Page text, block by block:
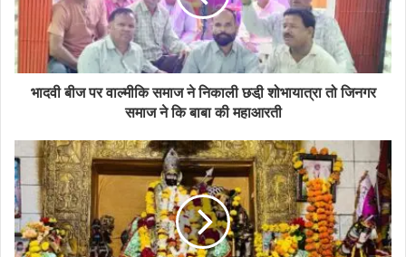
भादवी बीज पर वाल्मीकि समाज ने निकाली छडी़ शोभायात्रा तो जिनगर
समाज ने कि बाबा की महाआरती